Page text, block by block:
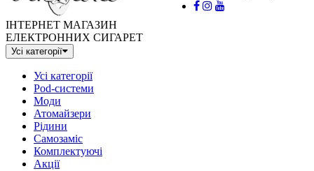
ІНТЕРНЕТ МАГАЗИН
ЕЛЕКТРОННИХ СИГАРЕТ
Усі категорії
Усі категорії
Pod-системи
Моди
Атомайзери
Рідини
Самозаміс
Комплектуючі
Акції